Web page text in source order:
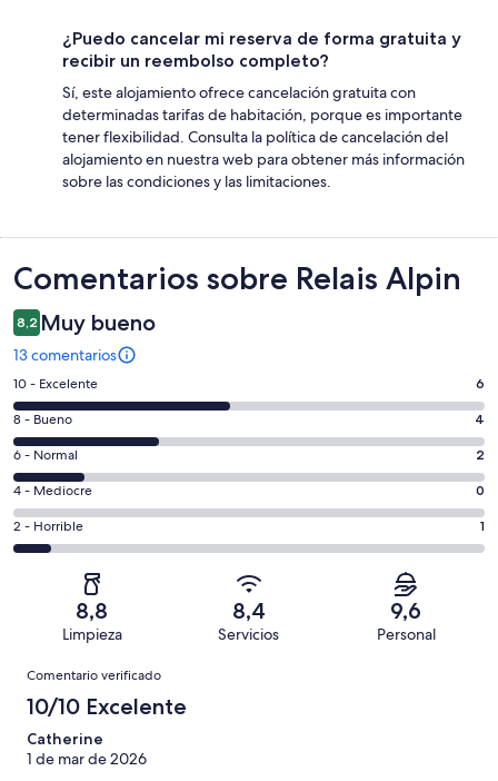
¿Puedo cancelar mi reserva de forma gratuita y
recibir un reembolso completo?
Sí, este alojamiento ofrece cancelación gratuita con
determinadas tarifas de habitación, porque es importante
tener flexibilidad. Consulta la política de cancelación del
alojamiento en nuestra web para obtener más información
sobre las condiciones y las limitaciones.
Comentarios
Comentarios sobre Relais Alpin
8,2 Muy bueno
13 comentarios
6
comentarios
de
un
total
de
13
con
puntuación
10 - Excelente 6
4
comentarios
de
un
total
de
puntuación
8 - Bueno 4
2
comentarios
de
un
total
puntuación
Normal
6 - Normal 2
0
comentarios
de
una
puntuación
4 - Mediocre 0
1
comentarios
13
una
puntuación
de
2 - Horrible 1
8,8
Limpieza
8,4
Servicios
9,6
Personal
Comentarios
Comentario verificado
10/10 Excelente
Catherine
1 de mar de 2026